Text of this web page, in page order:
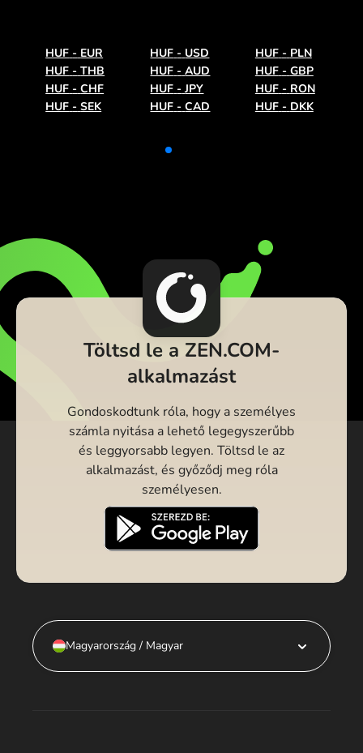
HUF - EUR HUF - USD HUF - PLN
HUF - THB HUF - AUD HUF - GBP
HUF - CHF HUF - JPY HUF - RON
HUF - SEK HUF - CAD HUF - DKK
Töltsd le a ZEN.COM-
alkalmazást
Gondoskodtunk róla, hogy a személyes
számla nyitása a lehető legegyszerűbb
és leggyorsabb legyen. Töltsd le az
alkalmazást, és győződj meg róla
személyesen.
Magyarország / Magyar